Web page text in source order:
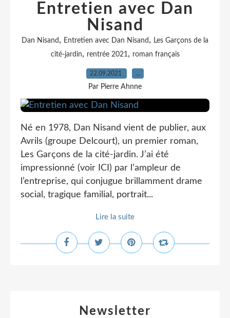
Entretien avec Dan
Nisand
Dan Nisand , Entretien avec Dan Nisand , Les Garçons de la
cité-jardin, rentrée 2021, roman français
22.09.2021 …
Par Pierre Ahnne
Né en 1978, Dan Nisand vient de publier, aux
Avrils (groupe Delcourt), un premier roman,
Les Garçons de la cité-jardin. J’ai été
impressionné (voir ICI) par l’ampleur de
l’entreprise, qui conjugue brillamment drame
social, tragique familial, portrait...
Lire la suite
Newsletter